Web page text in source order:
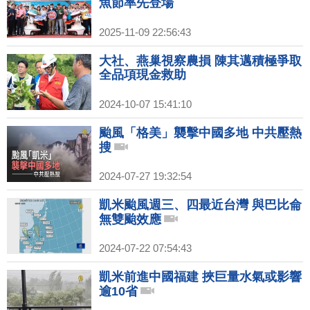
魚節率先登場
2025-11-09 22:56:43
大社、燕巢視察農損 陳其邁積極爭取
全品項現金救助
2024-10-07 15:41:10
颱風「格美」襲擊中國多地 中共壓熱
搜
2024-07-27 19:32:54
凱米颱風週三、四最近台灣 與巴比侖
無雙颱效應
2024-07-22 07:54:43
凱米前進中國福建 挾巨量水氣或影響
逾10省